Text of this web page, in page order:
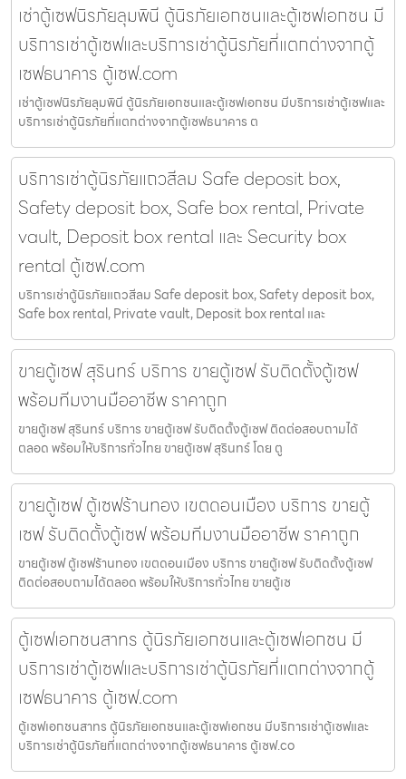
เช่าตู้เซฟนิรภัยลุมพินี ตู้นิรภัยเอกชนและตู้เซฟเอกชน มี
บริการเช่าตู้เซฟและบริการเช่าตู้นิรภัยที่แตกต่างจากตู้
เซฟธนาคาร ตู้เซฟ.com
เช่าตู้เซฟนิรภัยลุมพินี ตู้นิรภัยเอกชนและตู้เซฟเอกชน มีบริการเช่าตู้เซฟและ
บริการเช่าตู้นิรภัยที่แตกต่างจากตู้เซฟธนาคาร ต
บริการเช่าตู้นิรภัยแถวสีลม Safe deposit box,
Safety deposit box, Safe box rental, Private
vault, Deposit box rental และ Security box
rental ตู้เซฟ.com
บริการเช่าตู้นิรภัยแถวสีลม Safe deposit box, Safety deposit box,
Safe box rental, Private vault, Deposit box rental และ
ขายตู้เซฟ สุรินทร์ บริการ ขายตู้เซฟ รับติดตั้งตู้เซฟ
พร้อมทีมงานมืออาชีพ ราคาถูก
ขายตู้เซฟ สุรินทร์ บริการ ขายตู้เซฟ รับติดตั้งตู้เซฟ ติดต่อสอบถามได้
ตลอด พร้อมให้บริการทั่วไทย ขายตู้เซฟ สุรินทร์ โดย ตู
ขายตู้เซฟ ตู้เซฟร้านทอง เขตดอนเมือง บริการ ขายตู้
เซฟ รับติดตั้งตู้เซฟ พร้อมทีมงานมืออาชีพ ราคาถูก
ขายตู้เซฟ ตู้เซฟร้านทอง เขตดอนเมือง บริการ ขายตู้เซฟ รับติดตั้งตู้เซฟ
ติดต่อสอบถามได้ตลอด พร้อมให้บริการทั่วไทย ขายตู้เซ
ตู้เซฟเอกชนสาทร ตู้นิรภัยเอกชนและตู้เซฟเอกชน มี
บริการเช่าตู้เซฟและบริการเช่าตู้นิรภัยที่แตกต่างจากตู้
เซฟธนาคาร ตู้เซฟ.com
ตู้เซฟเอกชนสาทร ตู้นิรภัยเอกชนและตู้เซฟเอกชน มีบริการเช่าตู้เซฟและ
บริการเช่าตู้นิรภัยที่แตกต่างจากตู้เซฟธนาคาร ตู้เซฟ.co